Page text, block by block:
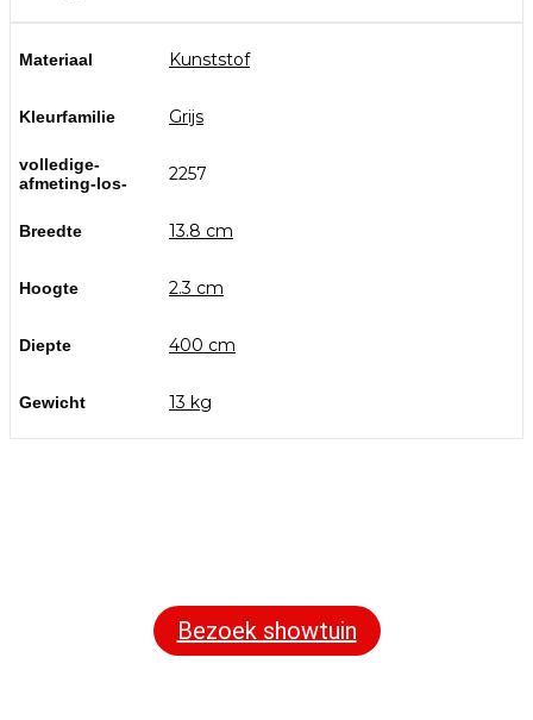
Materiaal Kunststof
Kleurfamilie Grijs
volledige-
afmeting-los-
2257
Breedte 13.8 cm
Hoogte 2.3 cm
Diepte 400 cm
Gewicht 13 kg
Bezoek showtuin